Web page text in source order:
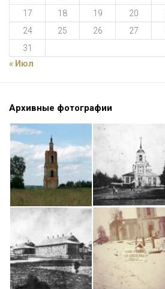
17
18 19 20
24
25 26 27
31
« Июл
Архивные фотографии